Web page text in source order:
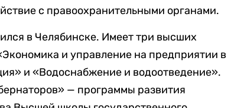
с правоохранительными органами.
в Челябинске. Имеет три высших
и управление на предприятии в
и «Водоснабжение и водоотведение».
— программы развития